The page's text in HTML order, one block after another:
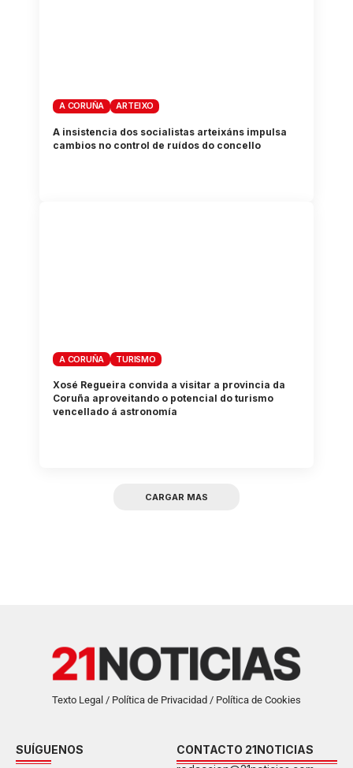
A CORUÑA ARTEIXO
A insistencia dos socialistas arteixáns impulsa
cambios no control de ruídos do concello
A CORUÑA TURISMO
Xosé Regueira convida a visitar a provincia da
Coruña aproveitando o potencial do turismo
vencellado á astronomía
CARGAR MAS
Texto Legal / Política de Privacidad / Política de Cookies
SUÍGUENOS
CONTACTO 21NOTICIAS